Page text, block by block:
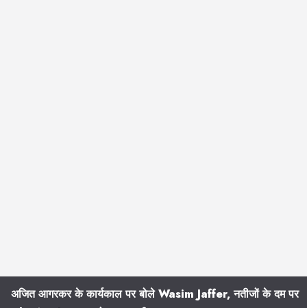
अजित आगरकर के कार्यकाल पर बोले Wasim Jaffer, नतीजों के दम पर